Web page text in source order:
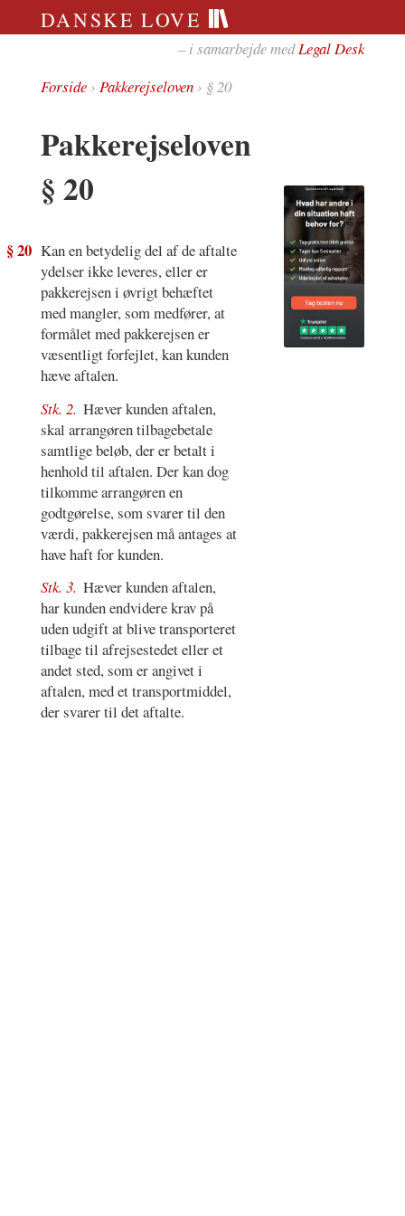
DANSKE LOVE
– i samarbejde medLegal Desk
Forside› Pakkerejseloven› § 20
Pakkerejseloven
§ 20
§ 20 Kan en betydelig del af de aftalte
ydelser ikke leveres, eller er
pakkerejsen i øvrigt behæftet
med mangler, som medfører, at
formålet med pakkerejsen er
væsentligt forfejlet, kan kunden
hæve aftalen.
Stk. 2. Hæver kunden aftalen,
skal arrangøren tilbagebetale
samtlige beløb, der er betalt i
henhold til aftalen. Der kan dog
tilkomme arrangøren en
godtgørelse, som svarer til den
værdi, pakkerejsen må antages at
have haft for kunden.
Stk. 3. Hæver kunden aftalen,
har kunden endvidere krav på
uden udgift at blive transporteret
tilbage til afrejsestedet eller et
andet sted, som er angivet i
aftalen, med et transportmiddel,
der svarer til det aftalte.